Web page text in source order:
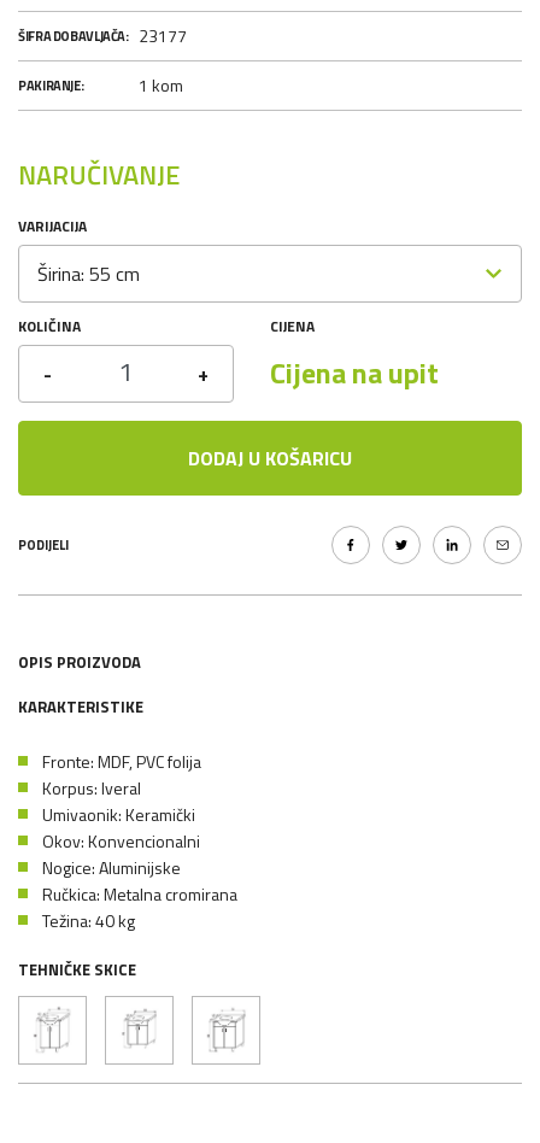
ŠIFRA DOBAVLJAČA: 23177
PAKIRANJE: 1 kom
NARUČIVANJE
VARIJACIJA
Širina: 55 cm
KOLIČINA
- +
CIJENA
Cijena na upit
DODAJ U KOŠARICU
PODIJELI
OPIS PROIZVODA
KARAKTERISTIKE
Fronte: MDF, PVC folija
Korpus: Iveral
Umivaonik: Keramički
Okov: Konvencionalni
Nogice: Aluminijske
Ručkica: Metalna cromirana
Težina: 40 kg
TEHNIČKE SKICE